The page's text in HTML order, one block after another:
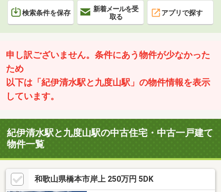
検索条件を保存
新着メールを受
取る
アプリで探す
申し訳ございません。条件にあう物件が少なかった
ため
以下は「紀伊清水駅と九度山駅」の物件情報を表示
しています。
紀伊清水駅と九度山駅の中古住宅・中古一戸建て
物件一覧
和歌山県橋本市岸上 250万円 5DK